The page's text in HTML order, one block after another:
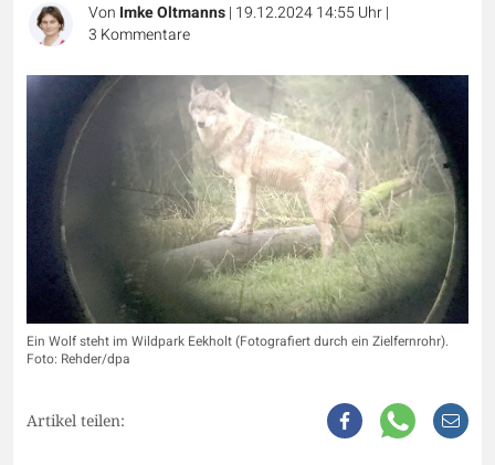
Von Imke Oltmanns| 19.12.2024 14:55 Uhr|
3 Kommentare
Ein Wolf steht im Wildpark Eekholt (Fotografiert durch ein Zielfernrohr).
Foto: Rehder/dpa
Artikel teilen: